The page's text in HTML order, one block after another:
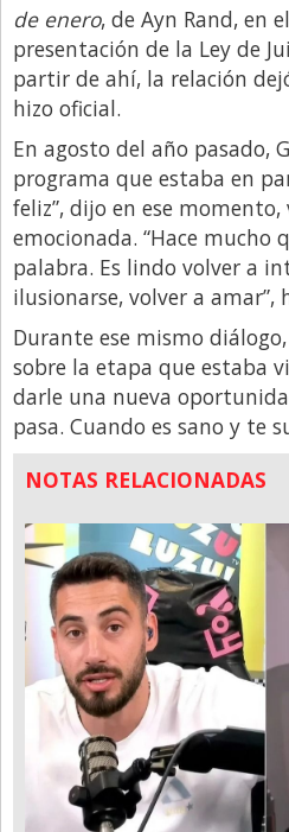
Tecnología
Tendencias
Viajes
de enero, de Ayn Rand, en
presentación de la Ley de
partir de ahí, la relación
hizo oficial.
En agosto del año pasado,
programa que estaba en
feliz”, dijo en ese
emocionada. “Hace mucho
palabra. Es lindo volver a
ilusionarse, volver a amar”,
Durante ese mismo
sobre la etapa que estaba
darle una nueva
pasa. Cuando es sano y te
NOTAS RELACIONADAS